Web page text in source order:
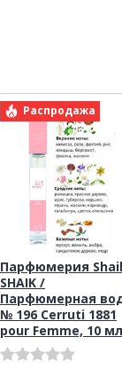
Распродажа
Парфюмерия
SHAIK /
Парфюмерная
№ 196 Cerruti 1881
pour Femme, 10